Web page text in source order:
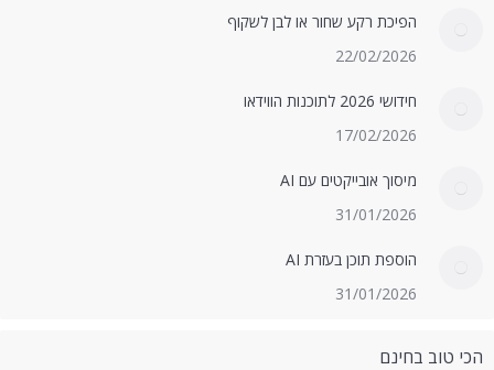
הפיכת רקע שחור או לבן לשקוף
22/02/2026
חידושי 2026 לתוכנות הווידאו
17/02/2026
מיסוך אובייקטים עם AI
31/01/2026
הוספת תוכן בעזרת AI
31/01/2026
הכי טוב בחינם